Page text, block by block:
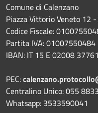
Comune di Calenzano
Piazza Vittorio Veneto 12
Codice Fiscale:
Partita IVA: 01007550484
IBAN: IT 15 E 02008
PEC:
Centralino Unico: 055
Whatsapp: 3533590041